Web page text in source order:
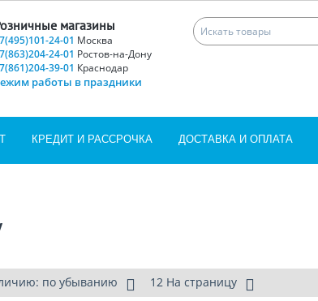
магазины
24-01 Москва
24-01 Ростов-на-Дону
39-01 Краснодар
работы в праздники
КРЕДИТ И РАССРОЧКА ДОСТАВКА И ОПЛАТА
по убыванию 12 На страницу